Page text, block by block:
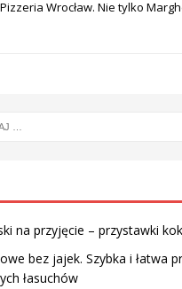
Pizzeria Wrocław. Nie tylko
na przyjęcie – przystawki
bez jajek. Szybka i łatwa
łasuchów